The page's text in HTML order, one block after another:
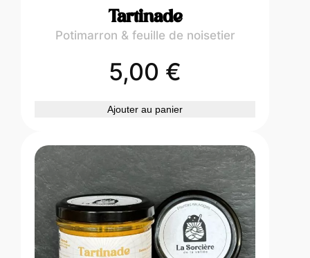
Tartinade
Potimarron & feuille de noisetier
5,00 €
Ajouter au panier